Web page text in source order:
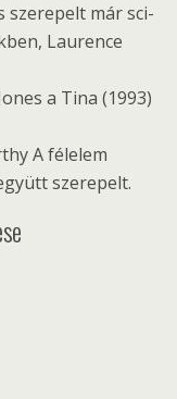
szerepelt már sci-
Laurence
a Tina (1993)
A félelem
szerepelt.